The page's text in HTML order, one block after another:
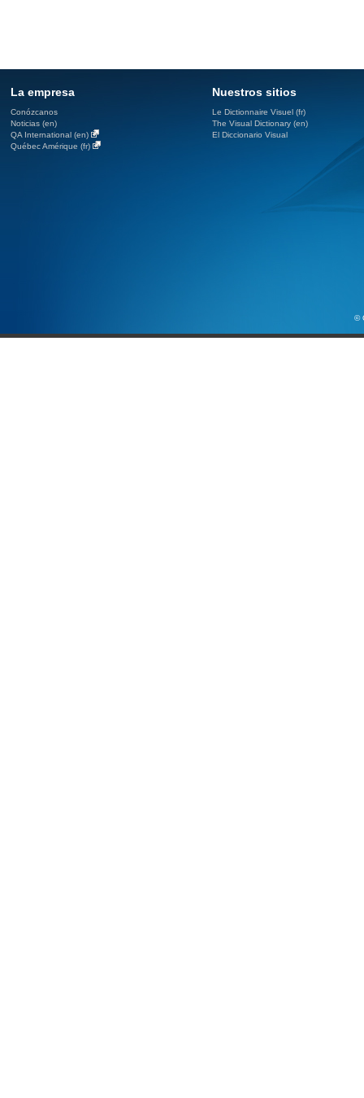
La empresa
Conózcanos
Noticias (en)
QA International (en)
Québec Amérique (fr)
Nuestros sitios
Le Dictionnaire Visuel (fr)
The Visual Dictionary (en)
El Diccionario Visual
©